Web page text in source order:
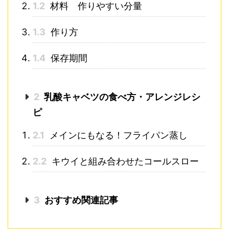
1.2 材料 作りやすい分量
1.3 作り方
1.4 保存期間
2 乳酸キャベツの食べ方・アレンジレシ
ピ
2.1 メインにもなる！フライパン蒸し
2.2 キウイと組み合わせたコールスロー
3 おすすめ関連記事